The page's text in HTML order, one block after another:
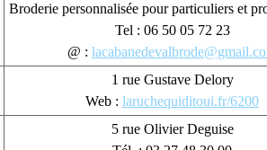
Broderie personnalisée pour particuliers et
Tel : 06 50 05 72 23
@ :
1 rue Gustave Delory
Web : laruchequiditoui.fr/6200
5 rue Olivier Deguise